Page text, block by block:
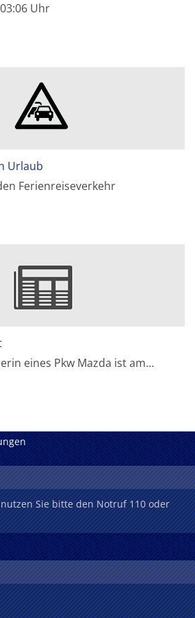
Uhr
Urlaub
Ferienreiseverkehr
eines Pkw Mazda ist am…
Sie bitte den Notruf 110 oder